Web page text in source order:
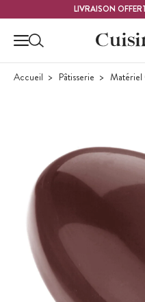
LIVRAISON
Accueil Pâtisserie Matériel